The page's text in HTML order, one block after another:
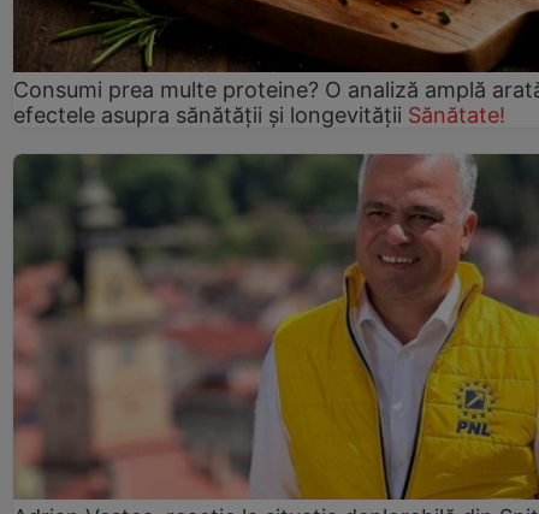
Consumi prea multe proteine? O analiză amplă
efectele asupra sănătății și longevității Sănătate!